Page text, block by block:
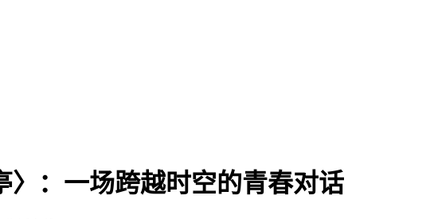
〉：一场跨越时空的青春对话